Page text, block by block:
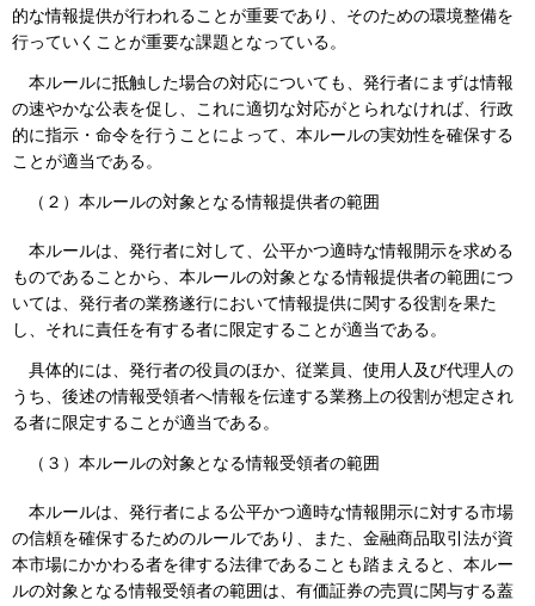
的な情報提供が行われることが重要であり、そのための環境整備を
行っていくことが重要な課題となっている。
本ルールに抵触した場合の対応についても、発行者にまずは情報
の速やかな公表を促し、これに適切な対応がとられなければ、行政
的に指示・命令を行うことによって、本ルールの実効性を確保する
ことが適当である。
（２） 本ルールの対象となる情報提供者の範囲
本ルールは、発行者に対して、公平かつ適時な情報開示を求める
ものであることから、本ルールの対象となる情報提供者の範囲につ
いては、発行者の業務遂行において情報提供に関する役割を果た
し、それに責任を有する者に限定することが適当である。
具体的には、発行者の役員のほか、従業員、使用人及び代理人の
うち、後述の情報受領者へ情報を伝達する業務上の役割が想定され
る者に限定することが適当である。
（３） 本ルールの対象となる情報受領者の範囲
本ルールは、発行者による公平かつ適時な情報開示に対する市場
の信頼を確保するためのルールであり、また、金融商品取引法が資
本市場にかかわる者を律する法律であることも踏まえると、本ルー
ルの対象となる情報受領者の範囲は、有価証券の売買に関与する蓋